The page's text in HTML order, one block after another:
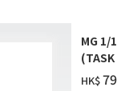
MG 1/
送]
HK$